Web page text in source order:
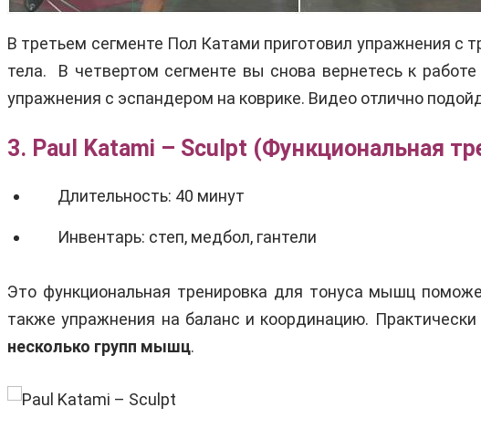
В третьем сегменте Пол Катами приготовил упражнения
тела. В четвертом сегменте вы снова вернетесь к
упражнения с эспандером на коврике. Видео отлично
3. Paul Katami – Sculpt (Функциональная
Длительность: 40 минут
Инвентарь: степ, медбол, гантели
Это функциональная тренировка для тонуса мышц
также упражнения на баланс и координацию.
несколько групп мышц.